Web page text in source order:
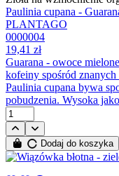
Paulinia cupana -
PLANTAGO
0000004
19,41 zł
Guarana - owoce
kofeiny spośród
Paulinia cupana bywa
pobudzenia. Wysoka
Dodaj do koszyka